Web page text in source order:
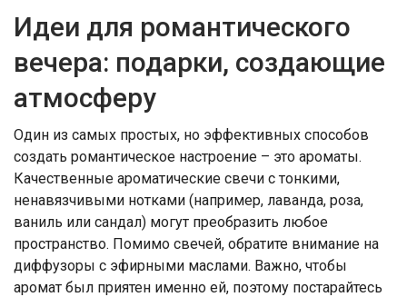
Идеи для романтического
вечера: подарки, создающие
атмосферу
Один из самых простых, но эффективных способов
создать романтическое настроение – это ароматы.
Качественные ароматические свечи с тонкими,
ненавязчивыми нотками (например, лаванда, роза,
ваниль или сандал) могут преобразить любое
пространство. Помимо свечей, обратите внимание на
диффузоры с эфирными маслами. Важно, чтобы
аромат был приятен именно ей, поэтому постарайтесь